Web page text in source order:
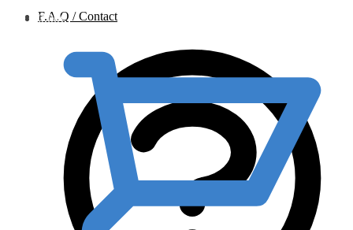
F.A.Q / Contact
0.00€